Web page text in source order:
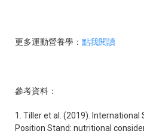
更多運動營養學： 點我閱讀
參考資料：
1. Tiller et al. (2019).
Position Stand: nutritional